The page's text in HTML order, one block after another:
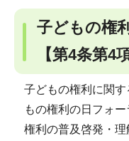
子どもの権
【第4条第4項
子どもの権利に関
もの権利の日フォ
権利の普及啓発・理